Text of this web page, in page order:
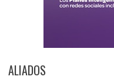
ALIADOS